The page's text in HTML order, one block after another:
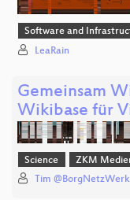
Software and
LeaRain
Gemeinsam
Wikibase für
Science ZKM
Tim @BorgNetzWerk